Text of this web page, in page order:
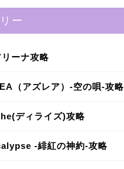
ー
ーナ攻略
（アズレア）-空の唄-攻略
ディライズ)攻略
-緋紅の神約-攻略